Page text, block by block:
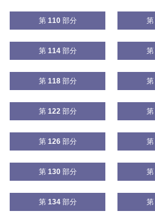
第 110部分 第
第 114部分 第
第 118部分 第
第 122部分 第
第 126部分 第
第 130部分 第
第 134部分 第